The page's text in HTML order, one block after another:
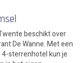
beschikt over
De Wanne. Met een
sterrenhotel kun je